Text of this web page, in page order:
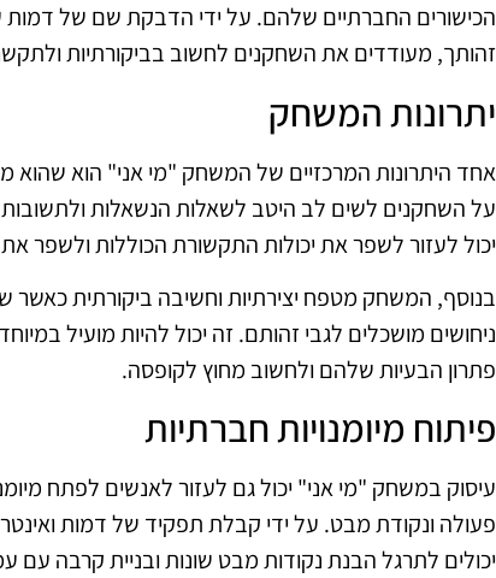
הכישורים החברתיים שלהם. על ידי הדבקת שם של
זהותך, מעודדים את השחקנים לחשוב בביקורתיות
יתרונות המשחק
אחד היתרונות המרכזיים של המשחק "מי אני" הוא שהוא
על השחקנים לשים לב היטב לשאלות הנשאלות
יכול לעזור לשפר את יכולות התקשורת הכוללות ולשפר את
בנוסף, המשחק מטפח יצירתיות וחשיבה ביקורתית כאשר
ניחושים מושכלים לגבי זהותם. זה יכול להיות מועיל
פתרון הבעיות שלהם ולחשוב מחוץ לקופסה.
פיתוח מיומנויות חברתיות
עיסוק במשחק "מי אני" יכול גם לעזור לאנשים לפתח
פעולה ונקודת מבט. על ידי קבלת תפקיד של דמות
יכולים לתרגל הבנת נקודות מבט שונות ובניית קרבה עם